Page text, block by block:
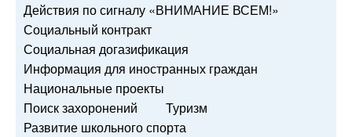
Действия по сигналу «ВНИМАНИЕ ВСЕМ!»
Социальный контракт
Социальная догазификация
Информация для иностранных граждан
Национальные проекты
Поиск захоронений
Туризм
Развитие школьного спорта